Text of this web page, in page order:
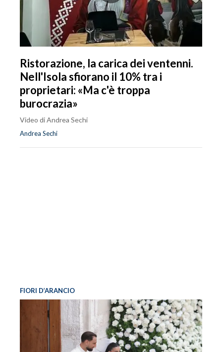
Ristorazione, la carica dei ventenni.
Nell'Isola sfiorano il 10% tra i
proprietari: «Ma c'è troppa
burocrazia»
Video di Andrea Sechi
Andrea Sechi
FIORI D’ARANCIO